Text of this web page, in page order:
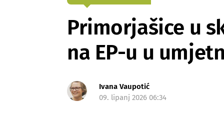
Primorjašice u
na EP-u u
Ivana Vaupotić
09. lipanj 2026 06:34